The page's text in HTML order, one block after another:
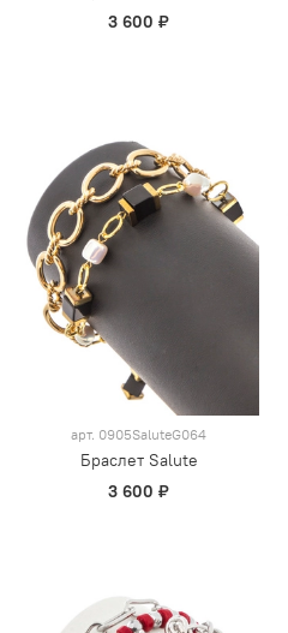
3 600 ₽
арт. 0905SaluteG064
Браслет Salute
3 600 ₽